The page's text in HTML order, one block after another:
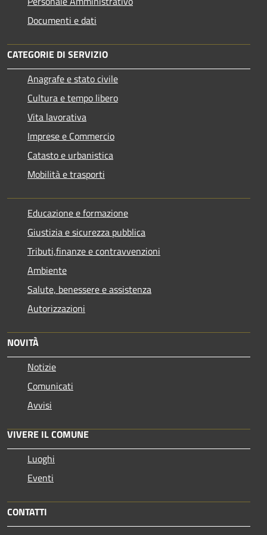
Documenti e dati
CATEGORIE DI SERVIZIO
Anagrafe e stato civile
Cultura e tempo libero
Vita lavorativa
Imprese e Commercio
Catasto e urbanistica
Mobilità e trasporti
Educazione e formazione
Giustizia e sicurezza pubblica
Tributi,finanze e contravvenzioni
Ambiente
Salute, benessere e assistenza
Autorizzazioni
NOVITÀ
Notizie
Comunicati
Avvisi
VIVERE IL COMUNE
Luoghi
Eventi
CONTATTI